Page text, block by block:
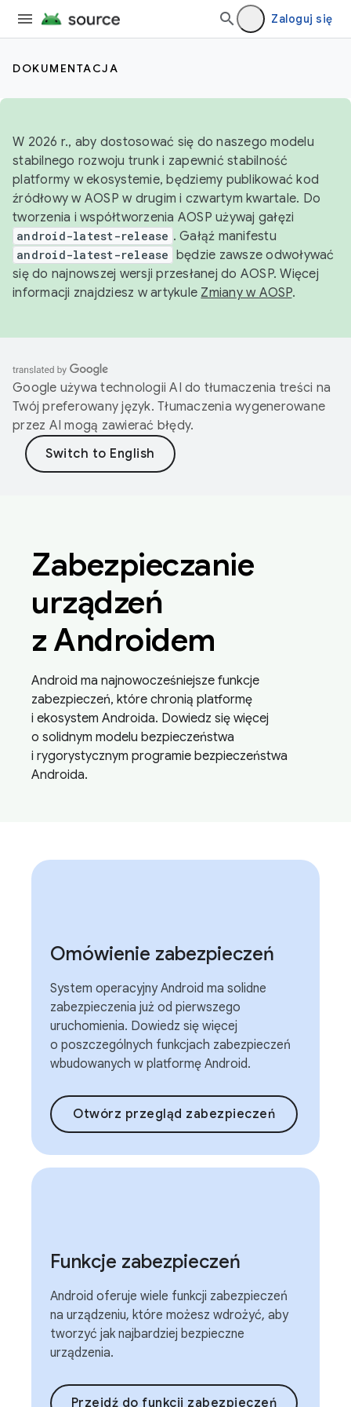
Zaloguj się
DOKUMENTACJA
W 2026 r., aby dostosować się do naszego modelu
stabilnego rozwoju trunk i zapewnić stabilność
platformy w ekosystemie, będziemy publikować kod
źródłowy w AOSP w drugim i czwartym kwartale. Do
tworzenia i współtworzenia AOSP używaj gałęzi
android-latest-release . Gałąź manifestu
android-latest-release będzie zawsze odwoływać
się do najnowszej wersji przesłanej do AOSP. Więcej
informacji znajdziesz w artykule Zmiany w AOSP.
Google używa technologii AI do tłumaczenia treści na
Twój preferowany język. Tłumaczenia wygenerowane
przez AI mogą zawierać błędy.
Zabezpieczanie
urządzeń
z Androidem
Android ma najnowocześniejsze funkcje
zabezpieczeń, które chronią platformę
i ekosystem Androida. Dowiedz się więcej
o solidnym modelu bezpieczeństwa
i rygorystycznym programie bezpieczeństwa
Androida.
Omówienie zabezpieczeń
System operacyjny Android ma solidne
zabezpieczenia już od pierwszego
uruchomienia. Dowiedz się więcej
o poszczególnych funkcjach zabezpieczeń
wbudowanych w platformę Android.
Otwórz przegląd zabezpieczeń
Funkcje zabezpieczeń
Android oferuje wiele funkcji zabezpieczeń
na urządzeniu, które możesz wdrożyć, aby
tworzyć jak najbardziej bezpieczne
urządzenia.
Przejdź do funkcji zabezpieczeń